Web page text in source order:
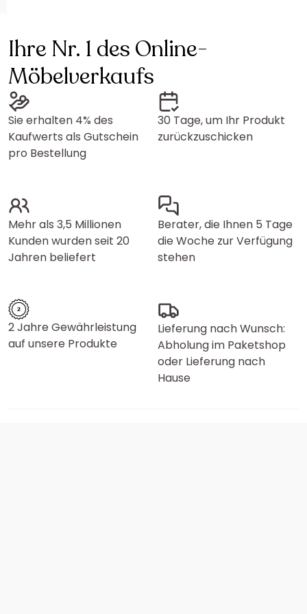
Ihre Nr. 1 des Online-
Möbelverkaufs
Sie erhalten 4% des
Kaufwerts als Gutschein
pro Bestellung
30 Tage, um Ihr Produkt
zurückzuschicken
Mehr als 3,5 Millionen
Kunden wurden seit 20
Jahren beliefert
Berater, die Ihnen 5 Tage
die Woche zur Verfügung
stehen
2 Jahre Gewährleistung
auf unsere Produkte
Lieferung nach Wunsch:
Abholung im Paketshop
oder Lieferung nach
Hause